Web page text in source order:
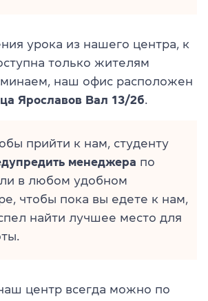
урока из нашего центра, к
только жителям
наш офис расположен
Ярославов Вал 13/2б.
прийти к нам, студенту
менеджера по
в любом удобном
чтобы пока вы едете к нам,
найти лучшее место для
центр всегда можно по